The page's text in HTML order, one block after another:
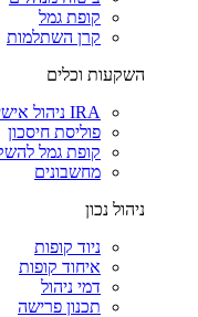
קופת גמל
קרן השתלמות
השקעות וכלים
IRA ניהול אישי
פוליסת חיסכון
קופת גמל
מחשבונים
ניהול נכון
ניוד קופות
איחוד קופות
דמי ניהול
תכנון פרישה